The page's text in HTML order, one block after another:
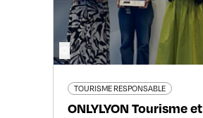
TOURISME RESPONSABLE
ONLYLYON Tourisme et